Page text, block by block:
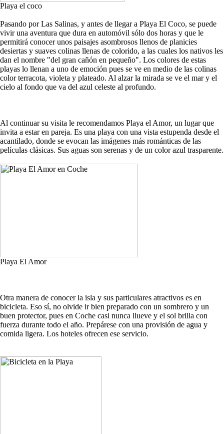
Playa el coco
Pasando por Las Salinas, y antes de llegar a Playa El Coco, se puede
vivir una aventura que dura en automóvil sólo dos horas y que le
permitirá conocer unos paisajes asombrosos llenos de planicies
desiertas y suaves colinas llenas de colorido, a las cuales los nativos les
dan el nombre "del gran cañón en pequeño". Los colores de estas
playas lo llenan a uno de emoción pues se ve en medio de las colinas
color terracota, violeta y plateado. Al alzar la mirada se ve el mar y el
cielo al fondo que va del azul celeste al profundo.
Al continuar su visita le recomendamos Playa el Amor, un lugar que
invita a estar en pareja. Es una playa con una vista estupenda desde el
acantilado, donde se evocan las imágenes más románticas de las
películas clásicas. Sus aguas son serenas y de un color azul trasparente.
Playa El Amor
Otra manera de conocer la isla y sus particulares atractivos es en
bicicleta. Eso sí, no olvide ir bien preparado con un sombrero y un
buen protector, pues en Coche casi nunca llueve y el sol brilla con
fuerza durante todo el año. Prepárese con una provisión de agua y
comida ligera. Los hoteles ofrecen ese servicio.